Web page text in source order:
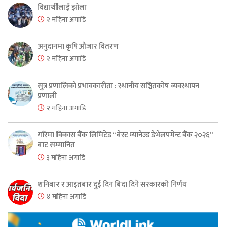
विद्यार्थीलाई झोला
२ महिना अगाडि
अनुदानमा कृषि औजार वितरण
२ महिना अगाडि
सुत्र प्रणालिको प्रभावकारीता : स्थानीय सञ्चितकोष व्यवस्थापन
प्रणाली
२ महिना अगाडि
गरिमा विकास बैंक लिमिटेड “बेस्ट म्यानेज्ड डेभेलपमेन्ट बैंक २०२६”
बाट सम्मानित
३ महिना अगाडि
शनिबार र आइतबार दुई दिन बिदा दिने सरकारको निर्णय
४ महिना अगाडि